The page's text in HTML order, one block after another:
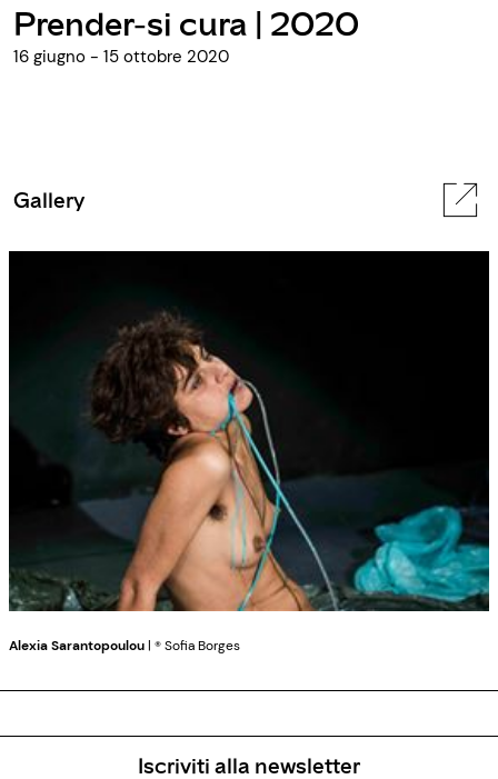
Prender-si cura | 2020
16 giugno - 15 ottobre 2020
Gallery
Alexia Sarantopoulou| ® Sofia Borges
Iscriviti alla newsletter